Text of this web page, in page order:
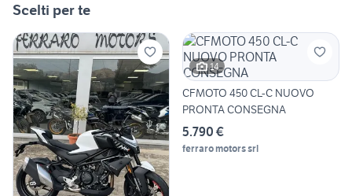
Scelti per te
14
CFMOTO 450 CL-C NUOVO
PRONTA CONSEGNA
5.790 €
ferraro motors srl